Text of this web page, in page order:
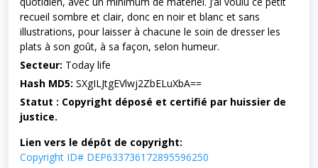
recueil sombre et clair, donc en noir et blanc et sans
illustrations, pour laisser à chacune le soin de dresser les
plats à son goût, à sa façon, selon humeur.
Secteur: Today life
Hash MD5: SXgILJtgEVlwj2ZbELuXbA==
Statut : Copyright déposé et certifié par huissier de
justice.
Lien vers le dépôt de copyright:
Copyright ID# DEP633736172895596250